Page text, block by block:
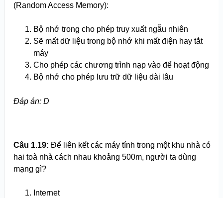
(Random Access Memory):
Bộ nhớ trong cho phép truy xuất ngẫu nhiên
Sẽ mất dữ liệu trong bộ nhớ khi mất điện hay tắt
máy
Cho phép các chương trình nạp vào để hoạt động
Bộ nhớ cho phép lưu trữ dữ liệu dài lâu
Đáp án: D
Câu 1.19: Để liên kết các máy tính trong một khu nhà có
hai toà nhà cách nhau khoảng 500m, người ta dùng
mạng gì?
Internet